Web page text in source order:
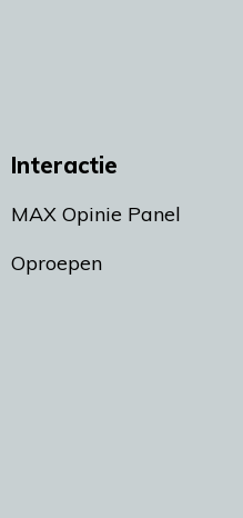
Interactie
MAX Opinie Panel
Oproepen